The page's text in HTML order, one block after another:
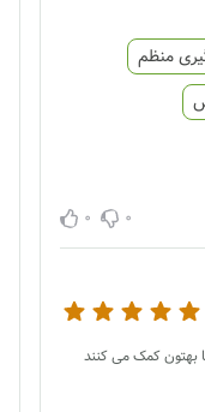
منظم
0
0
بهتون کمک می کنند